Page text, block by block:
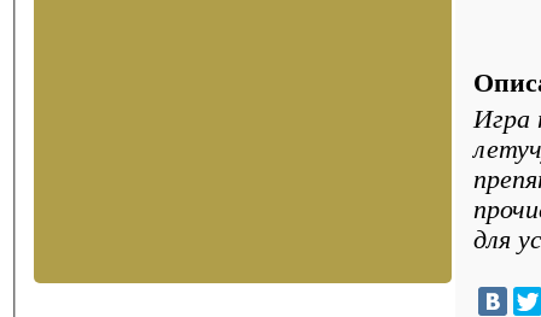
Игра
для